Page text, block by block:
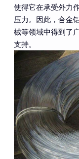
使得它在承受外力
压力。因此，合金
械等领域中得到了
支持。